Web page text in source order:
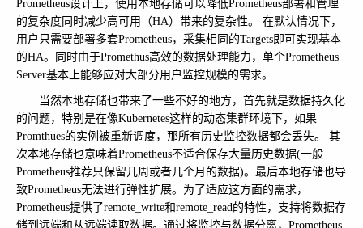
https://www.kancloud.cn/huyipow/prometheus/521184
https://www.qikqiak.com/k8s-book/docs/
Prometheus设计上，使用本地存储可以降低Prometheus部署和管理
的复杂度同时减少高可用（HA）带来的复杂性。 在默认情况下，
用户只需要部署多套Prometheus，采集相同的Targets即可实现基本
的HA。同时由于Promethus高效的数据处理能力，单个Prometheus
Server基本上能够应对大部分用户监控规模的需求。
当然本地存储也带来了一些不好的地方，首先就是数据持久化
的问题，特别是在像Kubernetes这样的动态集群环境下，如果
Promthues的实例被重新调度，那所有历史监控数据都会丢失。 其
次本地存储也意味着Prometheus不适合保存大量历史数据(一般
Prometheus推荐只保留几周或者几个月的数据)。最后本地存储也导
致Prometheus无法进行弹性扩展。为了适应这方面的需求，
Prometheus提供了remote_write和remote_read的特性，支持将数据存
储到远端和从远端读取数据。通过将监控与数据分离，Prometheus